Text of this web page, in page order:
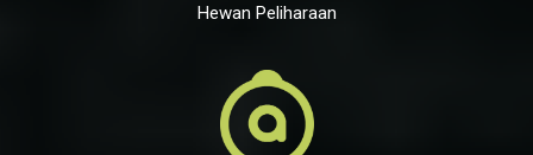
Hewan Peliharaan